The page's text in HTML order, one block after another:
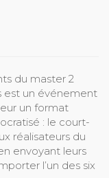
du master 2
est un événement
un format
: le court-
réalisateurs du
envoyant leurs
l’un des six